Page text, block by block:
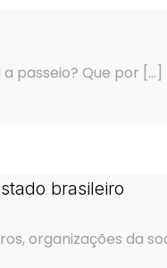
passeio? Que por […]
brasileiro
organizações da